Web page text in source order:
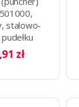
stalowo-
zł